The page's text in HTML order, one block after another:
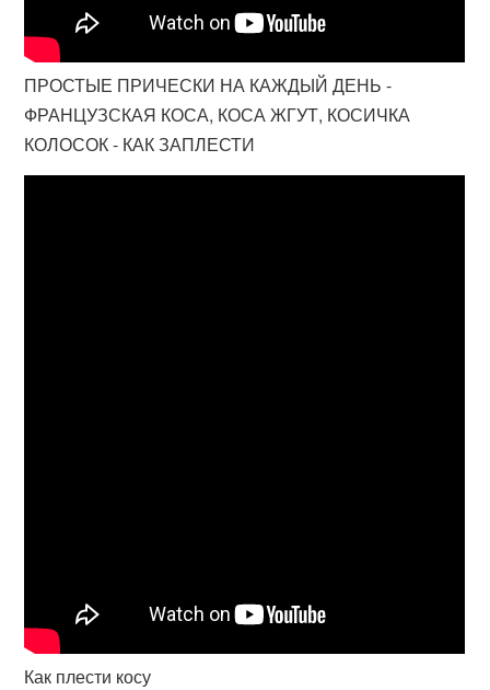
ПРОСТЫЕ ПРИЧЕСКИ НА КАЖДЫЙ ДЕНЬ -
ФРАНЦУЗСКАЯ КОСА, КОСА ЖГУТ, КОСИЧКА
КОЛОСОК - КАК ЗАПЛЕСТИ
Как плести косу